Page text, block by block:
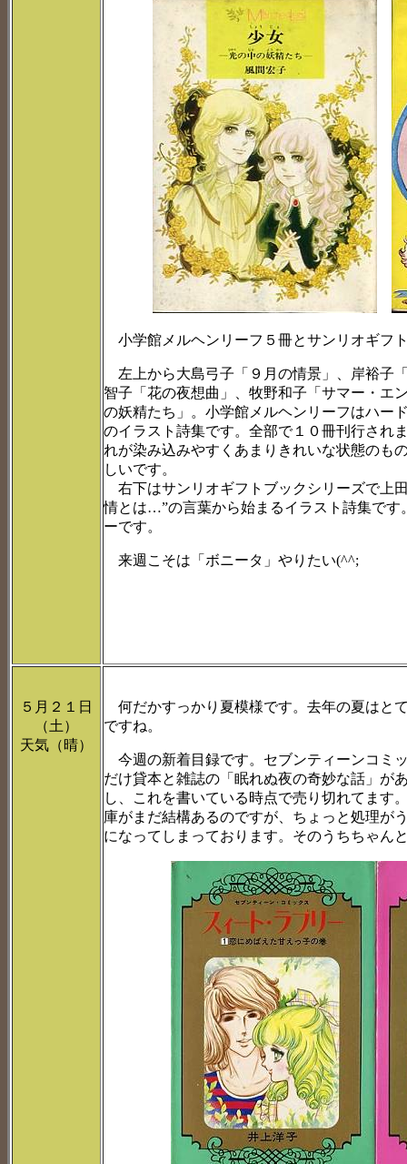
小学館メルヘンリーフ５冊とサンリオギフ
左上から大島弓子「９月の情景」、岸裕子
智子「花の夜想曲」、牧野和子「サマー・
の妖精たち」。小学館メルヘンリーフはハー
のイラスト詩集です。全部で１０冊刊行され
れが染み込みやすくあまりきれいな状態のも
しいです。
右下はサンリオギフトブックシリーズで上
情とは…”の言葉から始まるイラスト詩集です
ーです。
来週こそは「ボニータ」やりたい(^^;
５月２１日
（土）
天気（晴）
何だかすっかり夏模様です。去年の夏はと
ですね。
今週の新着目録です。セブンティーンコミ
だけ貸本と雑誌の「眠れぬ夜の奇妙な話」が
し、これを書いている時点で売り切れてます
庫がまだ結構あるのですが、ちょっと処理が
になってしまっております。そのうちちゃん